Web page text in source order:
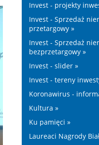
Invest - projekty
Invest - Sprzedaż
przetargowy »
Invest - Sprzedaż
bezprzetargowy »
Invest - slider »
Invest - tereny
Koronawirus -
Kultura »
Ku pamięci »
Laureaci Nagrody